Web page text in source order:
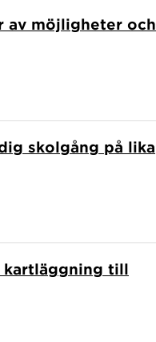
av möjligheter och
skolgång på lika
kartläggning till